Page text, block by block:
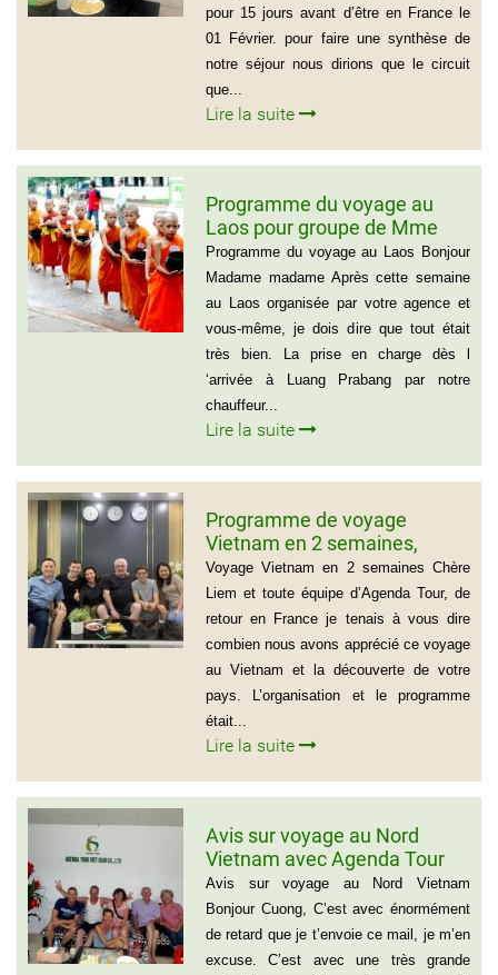
pour 15 jours avant d’être en France le
01 Février. pour faire une synthèse de
notre séjour nous dirions que le circuit
que...
Lire la suite
Programme du voyage au
Laos pour groupe de Mme
Samul Le Vourch, 7
personnes
Programme du voyage au Laos Bonjour
Madame madame Après cette semaine
au Laos organisée par votre agence et
vous-même, je dois dire que tout était
très bien. La prise en charge dès l
‘arrivée à Luang Prabang par notre
chauffeur...
Lire la suite
Programme de voyage
Vietnam en 2 semaines,
Famille Jean Pierre Massias
Voyage Vietnam en 2 semaines Chère
Liem et toute équipe d’Agenda Tour, de
retour en France je tenais à vous dire
combien nous avons apprécié ce voyage
au Vietnam et la découverte de votre
pays. L’organisation et le programme
était...
Lire la suite
Avis sur voyage au Nord
Vietnam avec Agenda Tour
Vietnam
Avis sur voyage au Nord Vietnam
Bonjour Cuong, C’est avec énormément
de retard que je t’envoie ce mail, je m’en
excuse. C’est avec une très grande